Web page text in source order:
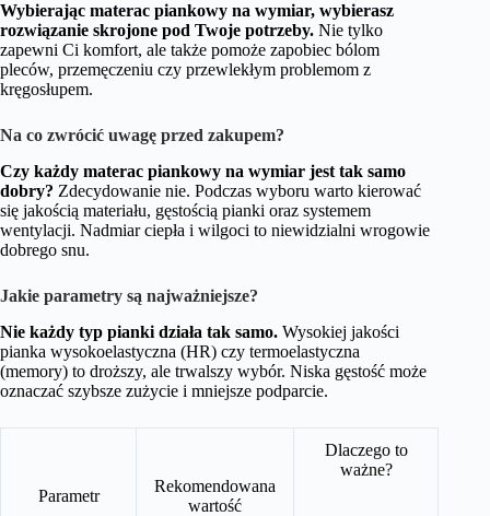
Wybierając materac piankowy na wymiar, wybierasz
rozwiązanie skrojone pod Twoje potrzeby. Nie tylko
zapewni Ci komfort, ale także pomoże zapobiec bólom
pleców, przemęczeniu czy przewlekłym problemom z
kręgosłupem.
Na co zwrócić uwagę przed zakupem?
Czy każdy materac piankowy na wymiar jest tak samo
dobry? Zdecydowanie nie. Podczas wyboru warto kierować
się jakością materiału, gęstością pianki oraz systemem
wentylacji. Nadmiar ciepła i wilgoci to niewidzialni wrogowie
dobrego snu.
Jakie parametry są najważniejsze?
Nie każdy typ pianki działa tak samo. Wysokiej jakości
pianka wysokoelastyczna (HR) czy termoelastyczna
(memory) to droższy, ale trwalszy wybór. Niska gęstość może
oznaczać szybsze zużycie i mniejsze podparcie.
Parametr
Rekomendowana
wartość
Dlaczego to
ważne?